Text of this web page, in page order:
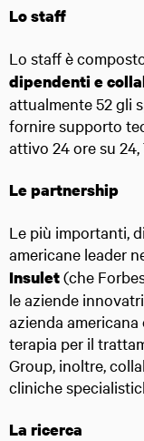
Lo staff
Lo staff è
dipendenti e
attualmente 52 gli
fornire supporto
attivo 24 ore su 24,
Le partnership
Le più importanti,
americane leader
Insulet(che
le aziende
azienda americana
terapia per il
Group, inoltre,
cliniche
La ricerca